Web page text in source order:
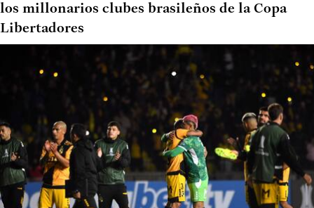
los millonarios clubes brasileños de la Copa
Libertadores